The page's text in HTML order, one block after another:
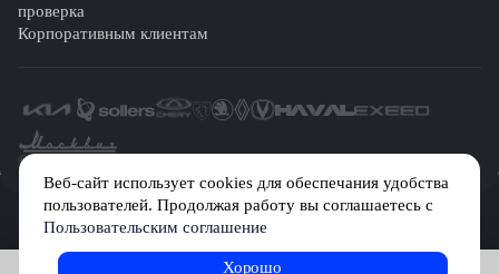
Веб-сайт использует cookies для обеспечания удобства
пользователей. Продолжая работу вы соглашаетесь с
Пользовательским соглашение
Хорошо
проверка
Корпоративным клиентам
©️ 2026 Fresh Auto
Сетевое издание «Первый автомобильный маркетплейс» зарегистрировано
Решением Федеральной службы по надзору в сфере связи, информационных
технологий и массовых коммуникаций (Роскомнадзор) № Эл № ФС77-84512 от
29 декабря 2022 г.